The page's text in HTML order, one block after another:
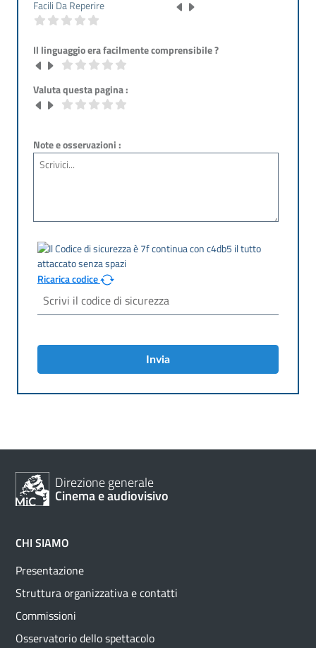
Facili Da Reperire
Il linguaggio era facilmente comprensibile ?
Valuta questa pagina :
Note e osservazioni :
Ricarica codice
Invia
Direzione generale
Cinema e audiovisivo
CHI SIAMO
Presentazione
Struttura organizzativa e contatti
Commissioni
Osservatorio dello spettacolo